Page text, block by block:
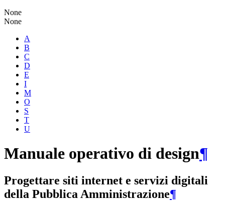
None
None
A
B
C
D
E
I
M
O
S
T
U
Manuale operativo di design¶
Progettare siti internet e servizi digitali
della Pubblica Amministrazione¶